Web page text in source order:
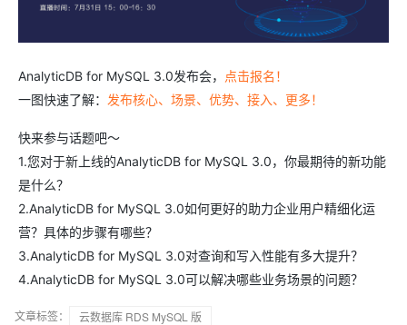
AnalyticDB for MySQL 3.0发布会，
点击报名！
一图快速了解： 发布核心、场景、优势、接入、更多！
快来参与话题吧～
1.您对于新上线的AnalyticDB for MySQL 3.0，你最期待的新功能
是什么？
2.AnalyticDB for MySQL 3.0如何更好的助力企业用户精细化运
营？具体的步骤有哪些？
3.AnalyticDB for MySQL 3.0对查询和写入性能有多大提升？
4.AnalyticDB for MySQL 3.0可以解决哪些业务场景的问题？
文章标签：
云数据库 RDS MySQL 版